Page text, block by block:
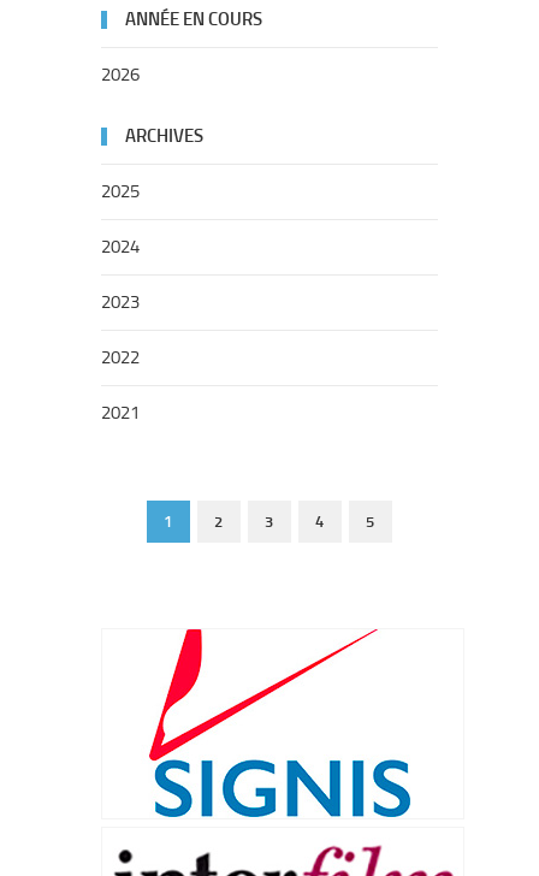
ANNÉE EN COURS
2026
ARCHIVES
2025
2024
2023
2022
2021
1 2 3 4 5